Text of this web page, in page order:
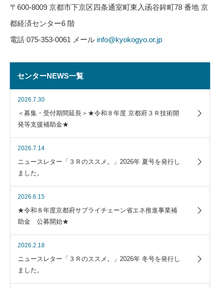
〒600-8009 京都市下京区四条通室町東入函谷鉾町78 番地 京
都経済センター6 階
電話 075-353-0061 メール info@kyokogyo.or.jp
センターNEWS一覧
2026.7.30
＜募集・受付期間延長＞★令和８年度 京都府３Ｒ技術開
発等支援補助金★
2026.7.14
ニュースレター「３Ｒのススメ。」2026年 夏号を発行し
ました。
2026.6.15
★令和８年度京都府サプライチェーン省エネ推進事業補
助金 公募開始★
2026.2.18
ニュースレター「３Ｒのススメ。」2026年 冬号を発行し
ました。